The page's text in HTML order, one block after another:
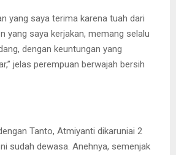
yang saya terima karena tuah dari
yang saya kerjakan, memang selalu
dengan keuntungan yang
jelas perempuan berwajah bersih
Tanto, Atmiyanti dikaruniai 2
sudah dewasa. Anehnya, semenjak